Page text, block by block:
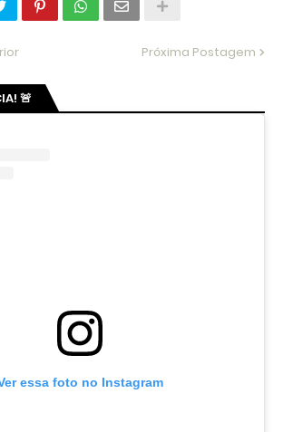
Próxima Postagem
🚨
essa foto no Instagram